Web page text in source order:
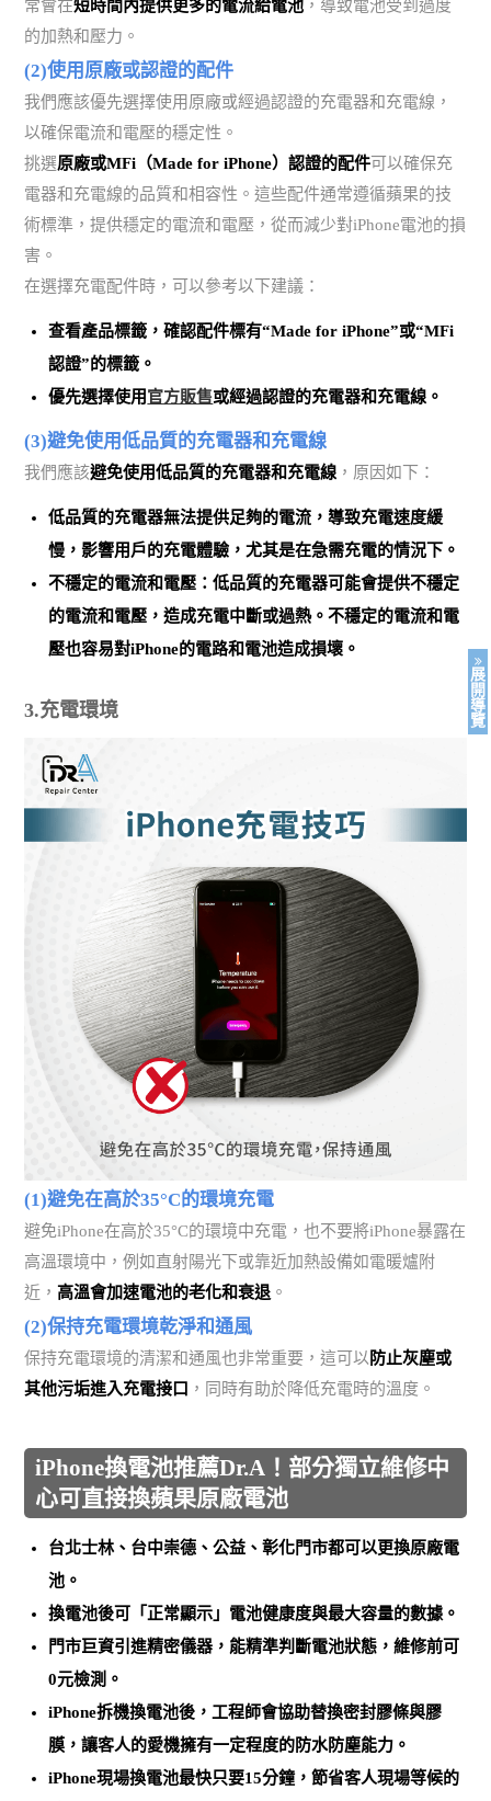
常會在短時間內提供更多的電流給電池 ，導致電池受到過度
的加熱和壓力。
(2)使用原廠或認證的配件
我們應該優先選擇使用原廠或經過認證的充電器和充電線，
以確保電流和電壓的穩定性。
挑選原廠或MFi（Made for iPhone）認證的配件可以確保充
電器和充電線的品質和相容性。這些配件通常遵循蘋果的技
術標準，提供穩定的電流和電壓，從而減少對iPhone電池的損
害。
在選擇充電配件時，可以參考以下建議：
查看產品標籤，確認配件標有“Made for iPhone”或“MFi
認證”的標籤。
優先選擇使用官方販售或經過認證的充電器和充電線。
(3)避免使用低品質的充電器和充電線
我們應該避免使用低品質的充電器和充電線 ，原因如下：
低品質的充電器無法提供足夠的電流，導致充電速度緩
慢，影響用戶的充電體驗 ，尤其是在急需充電的情況下。
不穩定的電流和電壓：低品質的充電器可能會提供不穩定
的電流和電壓，造成充電中斷或過熱。不穩定的電流和電
壓也容易對iPhone的電路和電池造成損壞。
3.充電環境
(1)避免在高於35°C的環境充電
避免iPhone在高於35°C的環境中充電，也不要將iPhone暴露在
高溫環境中，例如直射陽光下或靠近加熱設備如電暖爐附
近，高溫會加速電池的老化和衰退 。
(2)保持充電環境乾淨和通風
保持充電環境的清潔和通風也非常重要，這可以防止灰塵或
其他污垢進入充電接口 ，同時有助於降低充電時的溫度。
iPhone換電池推薦Dr.A！部分獨立維修中
心可直接換蘋果原廠電池
台北士林、台中崇德、公益、彰化門市都可以更換原廠電
池 。
換電池後可 「正常顯示」電池健康度與最大容量的數據 。
門市巨資引進精密儀器，能精準判斷電池狀態，維修前可
0元檢測 。
iPhone拆機換電池後，工程師會協助替換密封膠條與膠
膜 ，讓客人的愛機擁有一定程度的防水防塵能力。
iPhone現場換電池最快只要15分鐘，節省客人現場等候的
展
開
導
覽